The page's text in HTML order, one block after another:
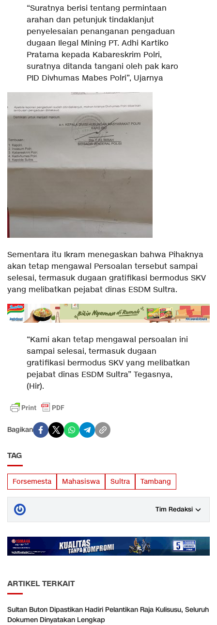
“Suratnya berisi tentang permintaan
arahan dan petunjuk tindaklanjut
penyelesaian penanganan pengaduan
dugaan Ilegal Mining PT. Adhi Kartiko
Pratama kepada Kabareskrim Polri,
suratnya ditanda tangani oleh pak karo
PID Divhumas Mabes Polri”, Ujarnya
Sementara itu Ikram menegaskan bahwa Pihaknya
akan tetap mengawal Persoalan tersebut sampai
selesai, termasuk dugaan gratifikasi bermodus SKV
yang melibatkan pejabat dinas ESDM Sultra.
“Kami akan tetap mengawal persoalan ini
sampai selesai, termasuk dugaan
gratifikasi bermodus SKV yang melibatkan
pejabat dinas ESDM Sultra” Tegasnya,
(Hir).
Bagikan
TAG
Forsemesta Mahasiswa Sultra Tambang
Tim Redaksi
ARTIKEL TERKAIT
Sultan Buton Dipastikan Hadiri Pelantikan Raja Kulisusu, Seluruh
Dokumen Dinyatakan Lengkap